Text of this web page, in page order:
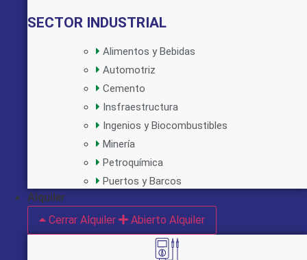
SECTOR INDUSTRIAL
Alimentos y Bebidas
Automotriz
Cemento
Insfraestructura
Ingenios y Biocombustibles
Minería
Petroquímica
Puertos y Barcos
Alquiler
Cerrar Alquiler
Abierto Alquiler